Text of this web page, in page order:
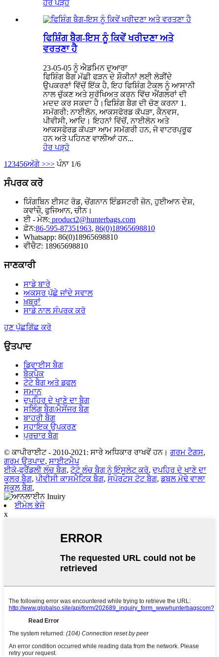
ਹੋਰ ਪੜ੍ਹੋ
ਫਿਸ਼ਿੰਗ ਬੈਗ-ਇਸ ਨੂੰ ਕਿਵੇਂ ਖਰੀਦਣਾ ਅਤੇ
ਵਰਤਣਾ ਹੈ
23-05-05 ਨੂੰ ਐਡਮਿਨ ਦੁਆਰਾ
ਫਿਸ਼ਿੰਗ ਬੈਗ ਮੱਛੀ ਫੜਨ ਦੇ ਸ਼ੌਕੀਨਾਂ ਲਈ ਲੋੜੀਂਦੇ
ਉਪਕਰਣਾਂ ਵਿੱਚੋਂ ਇੱਕ ਹੈ, ਇਹ ਫਿਸ਼ਿੰਗ ਟੈਕਲ ਨੂੰ ਆਸਾਨੀ
ਨਾਲ ਚੁੱਕਣ ਅਤੇ ਸੁਰੱਖਿਅਤ ਕਰਨ ਵਿੱਚ ਐਂਗਲਰਾਂ ਦੀ
ਮਦਦ ਕਰ ਸਕਦਾ ਹੈ।ਫਿਸ਼ਿੰਗ ਬੈਗ ਦੀ ਚੋਣ ਕਰਨਾ 1.
ਸਮੱਗਰੀ: ਨਾਈਲੋਨ, ਆਕਸਫੋਰਡ ਕੱਪੜਾ, ਕੈਨਵਸ,
ਪੀਵੀਸੀ, ਆਦਿ। ਇਹਨਾਂ ਵਿੱਚੋਂ, ਨਾਈਲੋਨ ਅਤੇ
ਆਕਸਫੋਰਡ ਕੱਪੜਾ ਆਮ ਸਮੱਗਰੀ ਹਨ, ਜੋ ਵਾਟਰਪ੍ਰੂਫ
ਹਨ ਅਤੇ ਪਹਿਨਣ ਵਾਲੀਆਂ ਹਨ...
ਹੋਰ ਪੜ੍ਹੋ
1 23456ਅੱਗੇ >>> ਪੰਨਾ 1/6
ਸੰਪਰਕ ਕਰੋ
ਯਿੰਗਬਿਨ ਈਸਟ ਰੋਡ, ਚੇਂਗਨਾਨ ਇੰਡਸਟਰੀ ਜ਼ੋਨ, ਹੁਈਆਨ ਦੇਸ਼,
ਕਵਾਂਜ਼ੌ, ਫੁਜਿਆਨ, ਚੀਨ।
ਈ - ਮੇਲ: product2@hunterbags.com
ਫ਼ੋਨ:86-595-87351963, 86(0)18965698810
Whatsapp: 86(0)18965698810
ਵੀਚੈਟ: 18965698810
ਜਾਣਕਾਰੀ
ਸਾਡੇ ਬਾਰੇ
ਅਕਸਰ ਪੁੱਛੇ ਜਾਂਦੇ ਸਵਾਲ
ਖ਼ਬਰਾਂ
ਸਾਡੇ ਨਾਲ ਸੰਪਰਕ ਕਰੋ
ਹੁਣ ਪੁੱਛਗਿੱਛ ਕਰੋ
ਉਤਪਾਦ
ਡਿਵਾਈਸ ਬੈਗ
ਬੈਕਪੈਕ
ਟੋਟੇ ਬੈਗ ਅਤੇ ਡਫਲ
ਸਮਾਨ
ਦੁਪਹਿਰ ਦੇ ਖਾਣੇ ਦਾ ਬੈਗ
ਸਲਿੰਗ ਬੈਗ/ਮੈਸੇਂਜਰ ਬੈਗ
ਬਾਹਰੀ ਬੈਗ
ਸਹਾਇਕ ਉਪਕਰਣ
ਪ੍ਰਚਾਰ ਬੈਗ
© ਕਾਪੀਰਾਈਟ - 2010-2021: ਸਾਰੇ ਅਧਿਕਾਰ ਰਾਖਵੇਂ ਹਨ। ਗਰਮ ਟੈਗਸ,
ਗਰਮ ਉਤਪਾਦ, ਸਾਈਟਮੈਪ
ਈਕੋ-ਫ੍ਰੈਂਡਲੀ ਲੰਚ ਬੈਗ, ਟੋਟੇ ਲੰਚ ਬੈਗ ਨੂੰ ਇੰਸੂਲੇਟ ਕਰੋ,ਦੁਪਹਿਰ ਦੇ ਖਾਣੇ ਦਾ
ਕੂਲਰ ਬੈਗ,ਪੀਵੀਸੀ ਕਾਸਮੈਟਿਕ ਬੈਗ, ਸਪੋਰਟਸ ਟੋਟ ਬੈਗ,ਡਬਲ ਮੋਢੇ ਵਾਲਾ
ਸਕੂਲ ਬੈਗ,
ਈਮੇਲ ਭੇਜੋ
x